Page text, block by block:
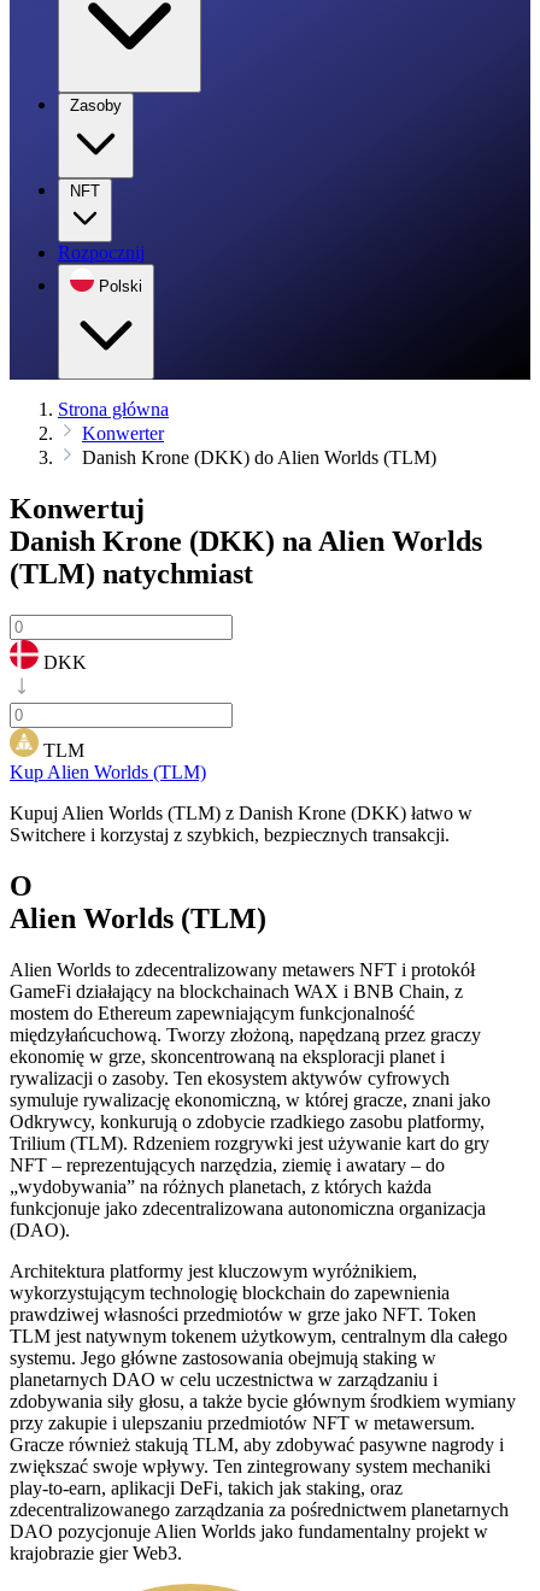
Zasoby
NFT
Rozpocznij
Polski
Strona główna
Konwerter
Danish Krone (DKK) do Alien Worlds (TLM)
Konwertuj
Danish Krone (DKK) na Alien Worlds
(TLM) natychmiast
DKK
TLM
Kup Alien Worlds (TLM)
Kupuj Alien Worlds (TLM) z Danish Krone (DKK) łatwo w
Switchere i korzystaj z szybkich, bezpiecznych transakcji.
O
Alien Worlds (TLM)
Alien Worlds to zdecentralizowany metawers NFT i protokół
GameFi działający na blockchainach WAX i BNB Chain, z
mostem do Ethereum zapewniającym funkcjonalność
międzyłańcuchową. Tworzy złożoną, napędzaną przez graczy
ekonomię w grze, skoncentrowaną na eksploracji planet i
rywalizacji o zasoby. Ten ekosystem aktywów cyfrowych
symuluje rywalizację ekonomiczną, w której gracze, znani jako
Odkrywcy, konkurują o zdobycie rzadkiego zasobu platformy,
Trilium (TLM). Rdzeniem rozgrywki jest używanie kart do gry
NFT – reprezentujących narzędzia, ziemię i awatary – do
„wydobywania” na różnych planetach, z których każda
funkcjonuje jako zdecentralizowana autonomiczna organizacja
(DAO).
Architektura platformy jest kluczowym wyróżnikiem,
wykorzystującym technologię blockchain do zapewnienia
prawdziwej własności przedmiotów w grze jako NFT. Token
TLM jest natywnym tokenem użytkowym, centralnym dla całego
systemu. Jego główne zastosowania obejmują staking w
planetarnych DAO w celu uczestnictwa w zarządzaniu i
zdobywania siły głosu, a także bycie głównym środkiem wymiany
przy zakupie i ulepszaniu przedmiotów NFT w metawersum.
Gracze również stakują TLM, aby zdobywać pasywne nagrody i
zwiększać swoje wpływy. Ten zintegrowany system mechaniki
play-to-earn, aplikacji DeFi, takich jak staking, oraz
zdecentralizowanego zarządzania za pośrednictwem planetarnych
DAO pozycjonuje Alien Worlds jako fundamentalny projekt w
krajobrazie gier Web3.